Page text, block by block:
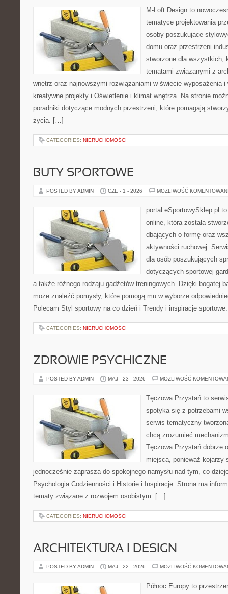
M-Loft Design to
tematyce projektowania
osoby poszukujące
domu oraz przestrzeni
stworzone dla wszystkich,
tematami związanymi z
wnętrz oraz najnowszymi rozwiązaniami w świecie wyposażenia
kreatywne projekty i Oświetlenie i klimat wnętrza. Na stronie
poradniki dotyczące modnych przestrzeni, które pomagają
życia. […]
CATEGORIES: NIERUCHOMOŚCI
BUTY SPORTOWE
POSTED BY ADMIN CZE - 1 - 2026 MOŻLIWOŚĆ
portal eSportowySklep.pl
online, która została
dbających o formę oraz
aktywności ruchowej.
dla osób poszukujących
dotyczących sportowej
a także różnego rodzaju gadżetów treningowych. Dzięki bogatej
może znaleźć pomysły, które pomogą mu w wyborze
Polecam Styl sportowy na co dzień i Trendy i inspiracje
CATEGORIES: NIERUCHOMOŚCI
ZDROWIE PSYCHICZNE
POSTED BY ADMIN MAJ - 23 - 2026 MOŻLIWOŚĆ
Tęczowa Przystań to
spotyka się z potrzebami
serwis tematyczny
chcą zrozumieć
Tęczowa Przystań dobrze
miejsca, ponieważ kojarzy
jednocześnie zaprasza do spokojnego namysłu nad tym, co
Psychologia Codzienności i Historie i Inspiracje. Strona ma
tematy związane z rozwojem osobistym. […]
CATEGORIES: NIERUCHOMOŚCI
ARCHITEKTURA I DESIGN
POSTED BY ADMIN MAJ - 22 - 2026 MOŻLIWOŚĆ
Północ Europy to